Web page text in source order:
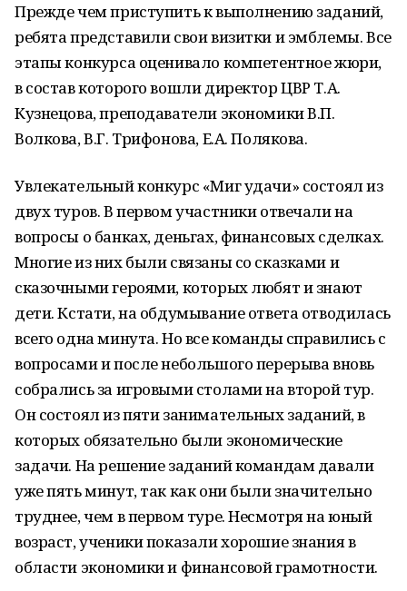
Прежде чем приступить к выполнению заданий,
ребята представили свои визитки и эмблемы. Все
этапы конкурса оценивало компетентное жюри,
в состав которого вошли директор ЦВР Т.А.
Кузнецова, преподаватели экономики В.П.
Волкова, В.Г. Трифонова, Е.А. Полякова.
Увлекательный конкурс «Миг удачи» состоял из
двух туров. В первом участники отвечали на
вопросы о банках, деньгах, финансовых сделках.
Многие из них были связаны со сказками и
сказочными героями, которых любят и знают
дети. Кстати, на обдумывание ответа отводилась
всего одна минута. Но все команды справились с
вопросами и после небольшого перерыва вновь
собрались за игровыми столами на второй тур.
Он состоял из пяти занимательных заданий, в
которых обязательно были экономические
задачи. На решение заданий командам давали
уже пять минут, так как они были значительно
труднее, чем в первом туре. Несмотря на юный
возраст, ученики показали хорошие знания в
области экономики и финансовой грамотности.